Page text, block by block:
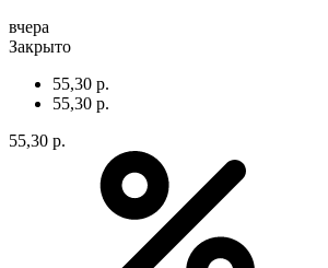
вчера
Закрыто
55,30 р.
55,30 р.
55,30 р.